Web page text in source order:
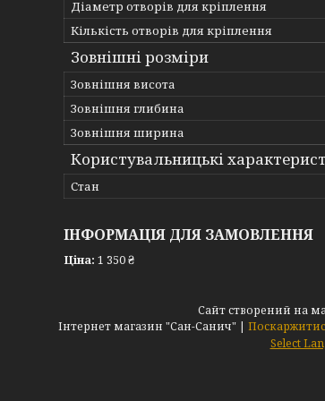
Діаметр отворів для кріплення
Кількість отворів для кріплення
Зовнішні розміри
Зовнішня висота
Зовнішня глибина
Зовнішня ширина
Користувальницькі
Стан
ІНФОРМАЦІЯ ДЛЯ ЗАМОВЛЕННЯ
Ціна: 1 350 ₴
Сайт створений на
Інтернет магазин "Сан-Санич" |
Select